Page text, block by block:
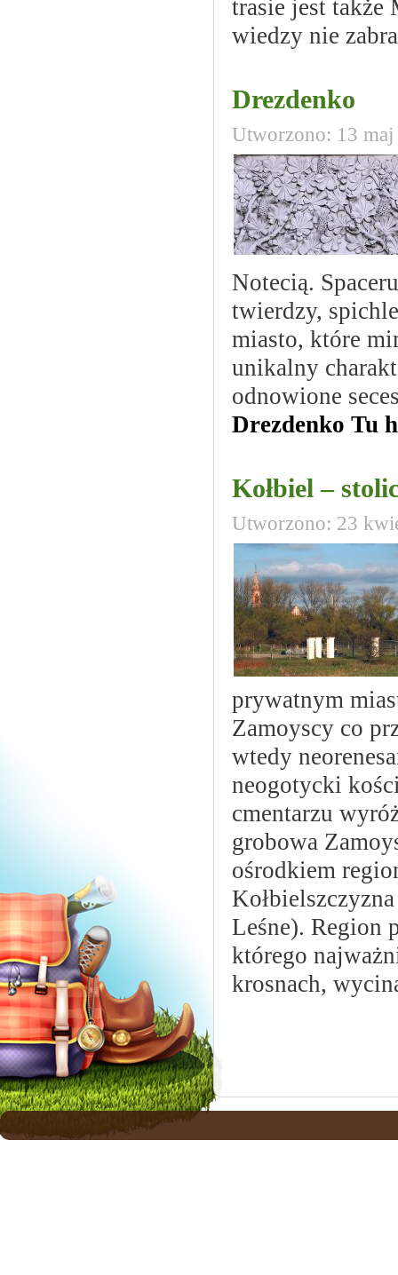
trasie jest także
wiedzy nie
Drezdenko
Utworzono: 13 maj
Notecią.
twierdzy,
miasto, które
unikalny
odnowione
Drezdenko Tu
Kołbiel –
Utworzono: 23
prywatnym
Zamoyscy co
wtedy
neogotycki
cmentarzu
grobowa
ośrodkiem
Leśne). Region
którego
krosnach,